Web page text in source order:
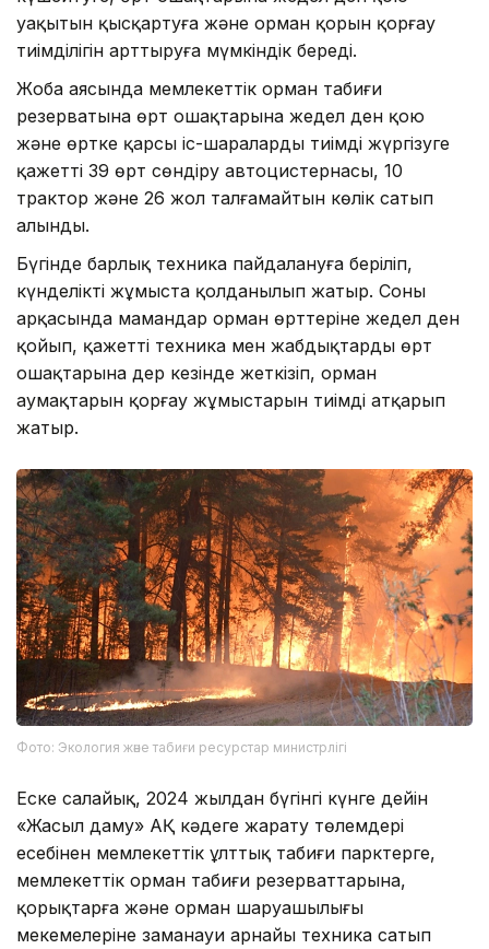
уақытын қысқартуға және орман қорын қорғау
тиімділігін арттыруға мүмкіндік береді.
Жоба аясында мемлекеттік орман табиғи
резерватына өрт ошақтарына жедел ден қою
және өртке қарсы іс-шараларды тиімді жүргізуге
қажетті 39 өрт сөндіру автоцистернасы, 10
трактор және 26 жол талғамайтын көлік сатып
алынды.
Бүгінде барлық техника пайдалануға беріліп,
күнделікті жұмыста қолданылып жатыр. Соның
арқасында мамандар орман өрттеріне жедел ден
қойып, қажетті техника мен жабдықтарды өрт
ошақтарына дер кезінде жеткізіп, орман
аумақтарын қорғау жұмыстарын тиімді атқарып
жатыр.
Фото: Экология және табиғи ресурстар министрлігі
Еске салайық, 2024 жылдан бүгінгі күнге дейін
«Жасыл даму» АҚ кәдеге жарату төлемдері
есебінен мемлекеттік ұлттық табиғи парктерге,
мемлекеттік орман табиғи резерваттарына,
қорықтарға және орман шаруашылығы
мекемелеріне заманауи арнайы техника сатып